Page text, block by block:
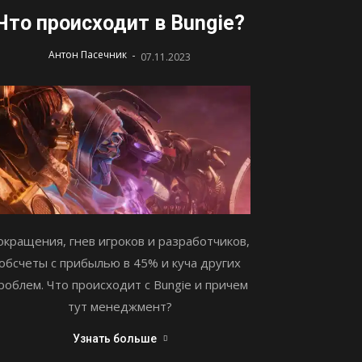
происходит в Bungie?
Антон Пасечник - 07.11.2023
гнев игроков и разработчиков,
с прибылью в 45% и куча других
Что происходит с Bungie и причем
тут менеджмент?
Узнать больше